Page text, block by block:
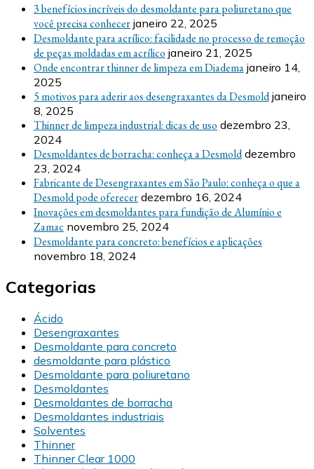
3 benefícios incríveis do desmoldante para poliuretano que
você precisa conhecer janeiro 22, 2025
Desmoldante para acrílico: facilidade no processo de remoção
de peças moldadas em acrílico janeiro 21, 2025
Onde encontrar thinner de limpeza em Diadema janeiro 14,
2025
5 motivos para aderir aos desengraxantes da Desmold janeiro
8, 2025
Thinner de limpeza industrial: dicas de uso dezembro 23,
2024
Desmoldantes de borracha: conheça a Desmold dezembro
23, 2024
Fabricante de Desengraxantes em São Paulo: conheça o que a
Desmold pode oferecer dezembro 16, 2024
Inovações em desmoldantes para fundição de Alumínio e
Zamac novembro 25, 2024
Desmoldante para concreto: benefícios e aplicações
novembro 18, 2024
Categorias
Ácido
Desengraxantes
Desmoldante para concreto
desmoldante para plástico
Desmoldante para poliuretano
Desmoldantes
Desmoldantes de borracha
Desmoldantes industriais
Solventes
Thinner
Thinner Clear 1000